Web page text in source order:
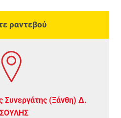
ραντεβού
Συνεργάτης (Ξάνθη) Δ.